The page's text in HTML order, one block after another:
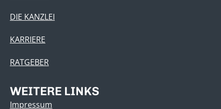
DIE KANZLEI
KARRIERE
RATGEBER
WEITERE LINKS
Impressum